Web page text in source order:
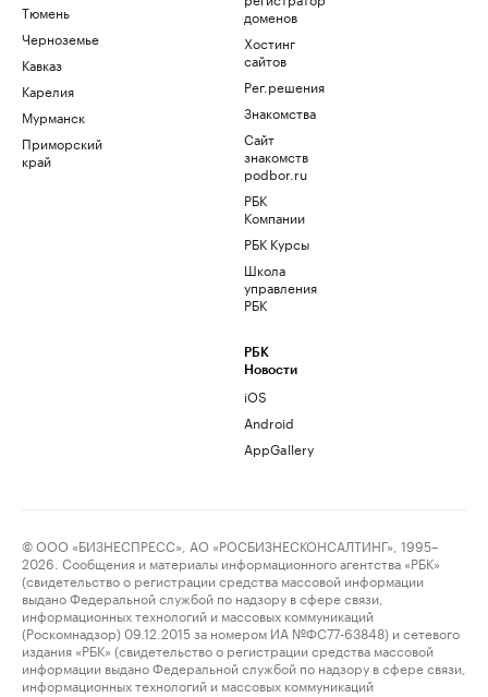
Тюмень
Черноземье
Кавказ
Карелия
Мурманск
Приморский
край
доменов
Хостинг
сайтов
Рег.решения
Знакомства
Сайт
знакомств
podbor.ru
РБК
Компании
РБК Курсы
Школа
управления
РБК
РБК
Новости
iOS
Android
AppGallery
© ООО «БИЗНЕСПРЕСС», АО «РОСБИЗНЕСКОНСАЛТИНГ», 1995–
2026. Сообщения и материалы информационного агентства «РБК»
(свидетельство о регистрации средства массовой информации
выдано Федеральной службой по надзору в сфере связи,
информационных технологий и массовых коммуникаций
(Роскомнадзор) 09.12.2015 за номером ИА №ФС77-63848) и сетевого
издания «РБК» (свидетельство о регистрации средства массовой
информации выдано Федеральной службой по надзору в сфере связи,
информационных технологий и массовых коммуникаций